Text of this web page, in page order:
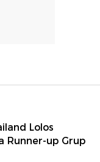
Lolos
Runner-up Grup